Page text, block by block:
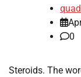
0
Steroids. The